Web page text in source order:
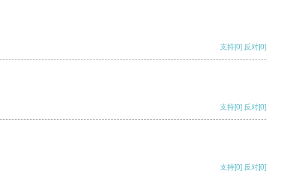
支持[0] 反对[0]
支持[0] 反对[0]
支持[0] 反对[0]